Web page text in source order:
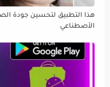
هذا التطبيق لتحسين جودة
الأصطناعي